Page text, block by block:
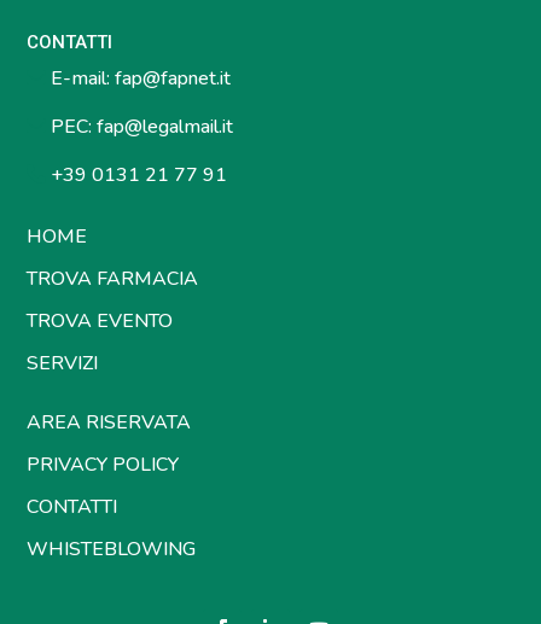
CONTATTI
E-mail: fap@fapnet.it
PEC: fap@legalmail.it
+39 0131 21 77 91
HOME
TROVA FARMACIA
TROVA EVENTO
SERVIZI
AREA RISERVATA
PRIVACY POLICY
CONTATTI
WHISTEBLOWING